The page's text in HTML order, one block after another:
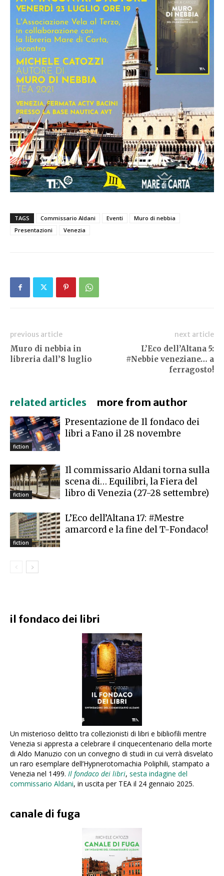
TAGS Commissario Aldani Eventi
Muro di nebbia
Presentazioni
Venezia
previous article
Muro di nebbia in
libreria dall’8 luglio
next article
L’Eco dell’Altana 5:
#Nebbie veneziane… a
ferragosto!
related articles more from author
fiction
Presentazione de Il fondaco dei
libri a Fano il 28 novembre
fiction
Il commissario Aldani torna sulla
scena di… Equilibri, la Fiera del
libro di Venezia (27-28 settembre)
fiction
L’Eco dell’Altana 17: #Mestre
amarcord e la fine del T-Fondaco!
il fondaco dei libri
Un misterioso delitto tra collezionisti di libri e bibliofili mentre
Venezia si appresta a celebrare il cinquecentenario della morte
di Aldo Manuzio con un convegno di studi in cui verrà disvelato
un raro esemplare dell’Hypnerotomachia Poliphili, stampato a
Venezia nel 1499. Il fondaco dei libri, sesta indagine del
commissario Aldani, in uscita per TEA il 24 gennaio 2025.
canale di fuga